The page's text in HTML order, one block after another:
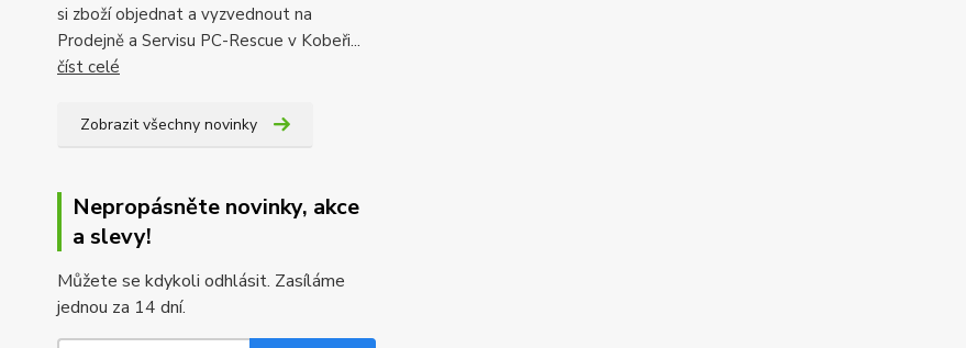
si zboží objednat a vyzvednout na
Prodejně a Servisu PC-Rescue v Kobeři...
číst celé
Zobrazit všechny novinky
Nepropásněte novinky, akce
a slevy!
Můžete se kdykoli odhlásit. Zasíláme
jednou za 14 dní.